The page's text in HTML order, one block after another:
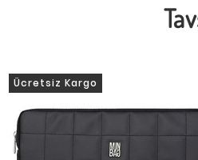
Ücretsiz Kargo